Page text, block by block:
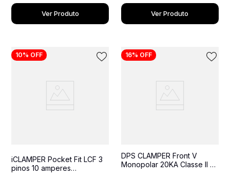
Ver Produto Ver Produto
10% OFF
iCLAMPER Pocket Fit LCF 3
pinos 10 amperes
16% OFF
DPS CLAMPER Front V
Monopolar 20KA Classe II -